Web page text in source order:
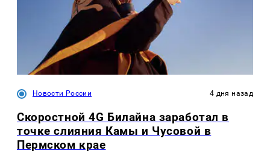
Новости России 4 дня назад
Скоростной 4G Билайна заработал в
точке слияния Камы и Чусовой в
Пермском крае